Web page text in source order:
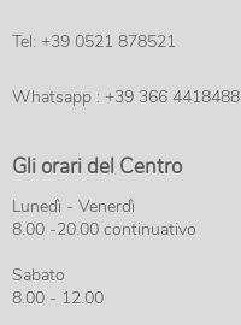
Tel: +39 0521 878521
Whatsapp : +39 366 4418488
Gli orari del Centro
Lunedì - Venerdì
8.00 -20.00 continuativo
Sabato
8.00 - 12.00